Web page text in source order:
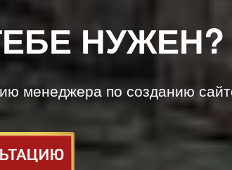
НУЖЕН?
менеджера по созданию